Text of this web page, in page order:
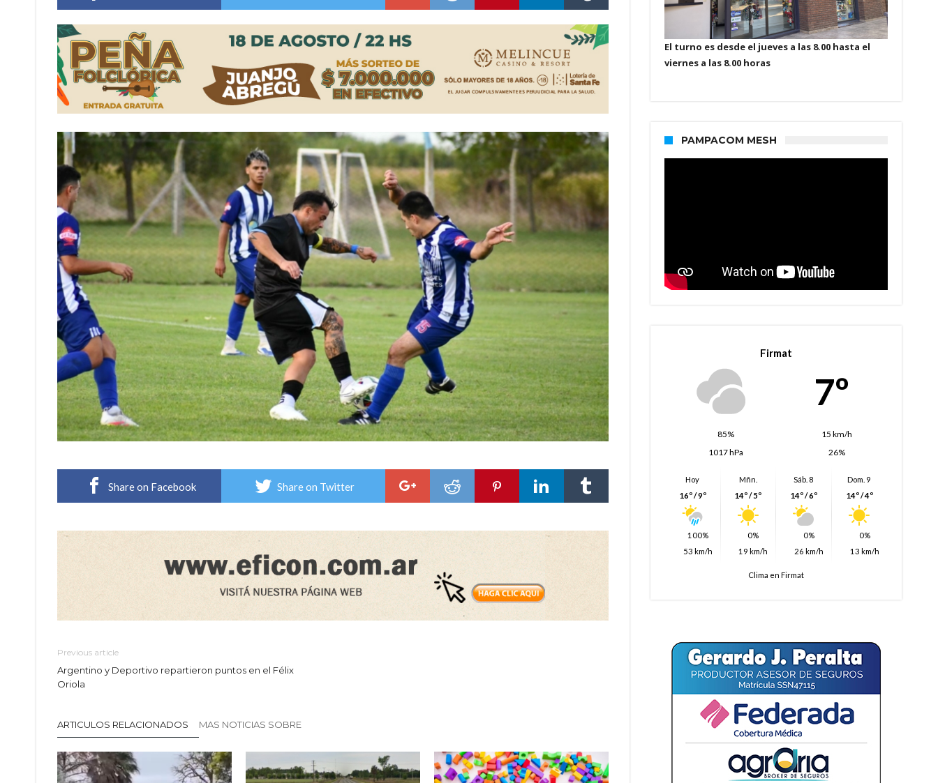
Villada: evalúan obras preventivas ante posibles lluvias intensas
Share on Facebook Share on Twitter
Previous article
Argentino y Deportivo repartieron puntos en el Félix
Oriola
ARTICULOS RELACIONADOS MAS NOTICIAS SOBRE
El turno es desde el jueves a las 8.00 hasta el
viernes a las 8.00 horas
PAMPACOM MESH
Firmat
7º
85%
15 km/h
1017 hPa
26%
Hoy
16º / 9º
100%
53 km/h
Mñn.
14º / 5º
0%
19 km/h
Sáb. 8
14º / 6º
0%
26 km/h
Dom. 9
14º / 4º
0%
13 km/h
Clima en Firmat